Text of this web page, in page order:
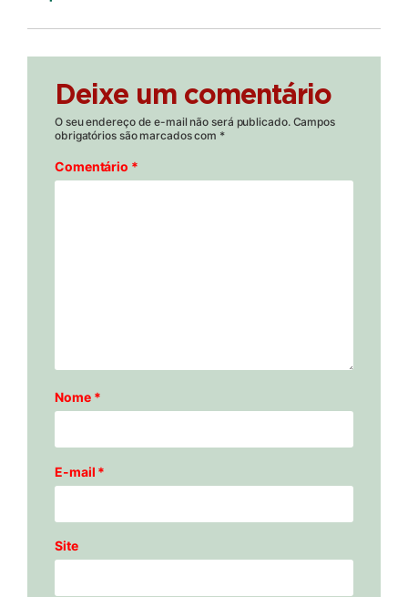
Deixe um comentário
O seu endereço de e-mail não será publicado. Campos
obrigatórios são marcados com *
Comentário *
Nome *
E-mail *
Site